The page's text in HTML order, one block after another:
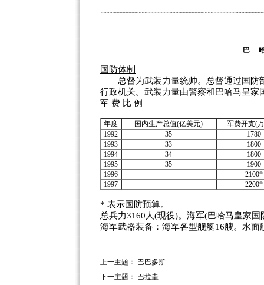
巴
国防体制
总督为武装力量统帅。总督通过国防
行政机关。武装力量由警察和巴哈马皇
军 费 比 例
年度 国内生产总值(亿美元)
军费开支(
1992
35
1780
1993
33
1800
1994
34
1800
1995
35
1900
1996
-
2100*
1997
- 2200*
* 表示国防预算。
总兵力3160人(现役)。海军(巴哈马皇家
海军武器装备：海军各型舰艇16艘。水
上一主题：
巴巴多斯
下一主题：
巴拉圭